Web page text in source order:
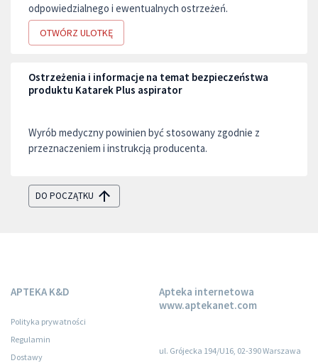
odpowiedzialnego i ewentualnych ostrzeżeń.
OTWÓRZ ULOTKĘ
Ostrzeżenia i informacje na temat bezpieczeństwa
produktu Katarek Plus aspirator
Wyrób medyczny powinien być stosowany zgodnie z
przeznaczeniem i instrukcją producenta.
DO POCZĄTKU
APTEKA K&D
Polityka prywatności
Regulamin
Dostawy
Apteka internetowa
www.aptekanet.com
ul. Grójecka 194/U16, 02-390 Warszawa